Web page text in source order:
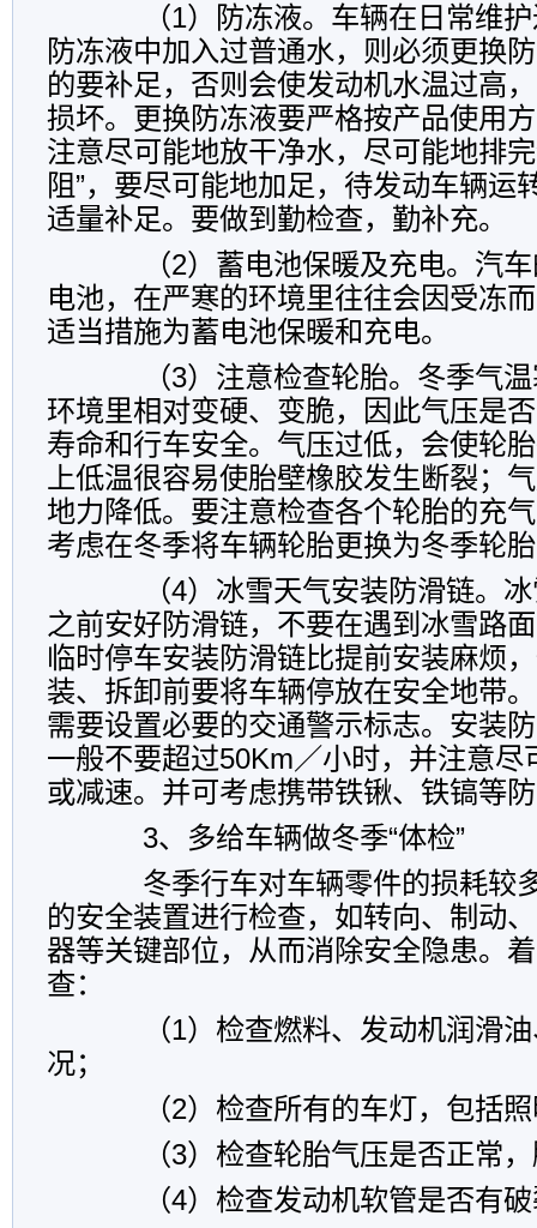
（1）防冻液。车辆在日常维护
防冻液中加入过普通水，则必须更换
的要补足，否则会使发动机水温过高
损坏。更换防冻液要严格按产品使用
注意尽可能地放干净水，尽可能地排
阻”，要尽可能地加足，待发动车辆运
适量补足。要做到勤检查，勤补充。
（2）蓄电池保暖及充电。汽车
电池，在严寒的环境里往往会因受冻
适当措施为蓄电池保暖和充电。
（3）注意检查轮胎。冬季气温
环境里相对变硬、变脆，因此气压是
寿命和行车安全。气压过低，会使轮
上低温很容易使胎壁橡胶发生断裂；
地力降低。要注意检查各个轮胎的充
考虑在冬季将车辆轮胎更换为冬季轮
（4）冰雪天气安装防滑链。冰
之前安好防滑链，不要在遇到冰雪路
临时停车安装防滑链比提前安装麻烦
装、拆卸前要将车辆停放在安全地带
需要设置必要的交通警示标志。安装
一般不要超过50Km／小时，并注意尽
或减速。并可考虑携带铁锹、铁镐等
3、多给车辆做冬季“体检”
冬季行车对车辆零件的损耗较
的安全装置进行检查，如转向、制动
器等关键部位，从而消除安全隐患。
查：
（1）检查燃料、发动机润滑油
况；
（2）检查所有的车灯，包括照
（3）检查轮胎气压是否正常，
（4）检查发动机软管是否有破